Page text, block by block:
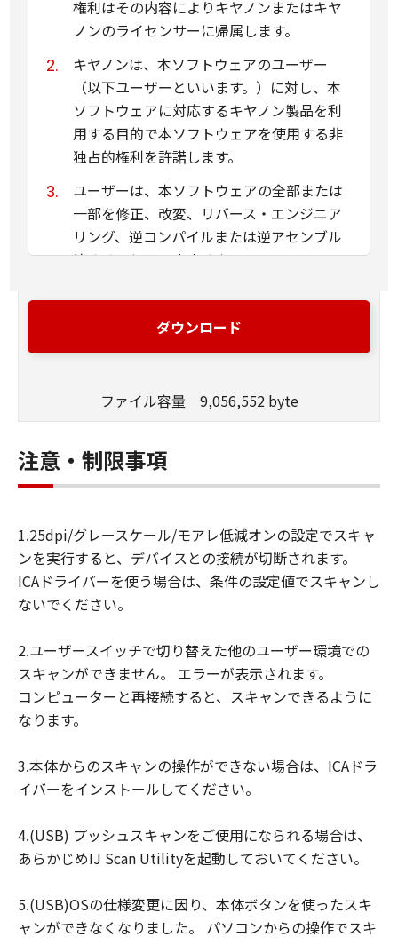
権利はその内容によりキヤノンまたはキヤ
ノンのライセンサーに帰属します。
キヤノンは、本ソフトウェアのユーザー
（以下ユーザーといいます。）に対し、本
ソフトウェアに対応するキヤノン製品を利
用する目的で本ソフトウェアを使用する非
独占的権利を許諾します。
ユーザーは、本ソフトウェアの全部または
一部を修正、改変、リバース・エンジニア
リング、逆コンパイルまたは逆アセンブル
等することはできません。
ン株式会社およびキヤノンのライセンサー
は、本ソフトウェアがユーザーの特定の目
がないこと、その他本ソフトウェアに関し
キヤノン、キヤノンマーケティングジャパ
ン株式会社およびキヤノンのライセンサー
連して生ずる直接的または間接的な損失、
損害等について、いかなる場合においても
一切の責任を負いません。
ユーザーは、日本国政府または該当国の政
ソフトウェアの全部または一部を、直接ま
たは間接に輸出してはなりません。
ダウンロード
ファイル容量 9,056,552 byte
注意・制限事項
1.25dpi/グレースケール/モアレ低減オンの設定でスキャ
ンを実行すると、デバイスとの接続が切断されます。
ICAドライバーを使う場合は、条件の設定値でスキャンし
ないでください。
2.ユーザースイッチで切り替えた他のユーザー環境での
スキャンができません。 エラーが表示されます。
コンピューターと再接続すると、スキャンできるように
なります。
3.本体からのスキャンの操作ができない場合は、ICAドラ
イバーをインストールしてください。
4.(USB) プッシュスキャンをご使用になられる場合は、
あらかじめIJ Scan Utilityを起動しておいてください。
5.(USB)OSの仕様変更に因り、本体ボタンを使ったスキ
ャンができなくなりました。 パソコンからの操作でスキ